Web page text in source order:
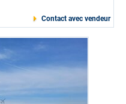
Contact avec vendeur